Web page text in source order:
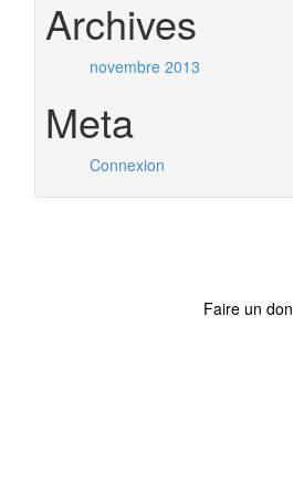
Archives
novembre 2013
Meta
Connexion
Faire un don